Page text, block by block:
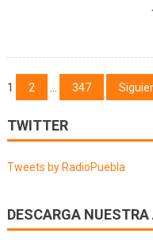
Navegación
de
entradas
1 2 347
TWITTER
Tweets by RadioPuebla
DESCARGA NUESTRA